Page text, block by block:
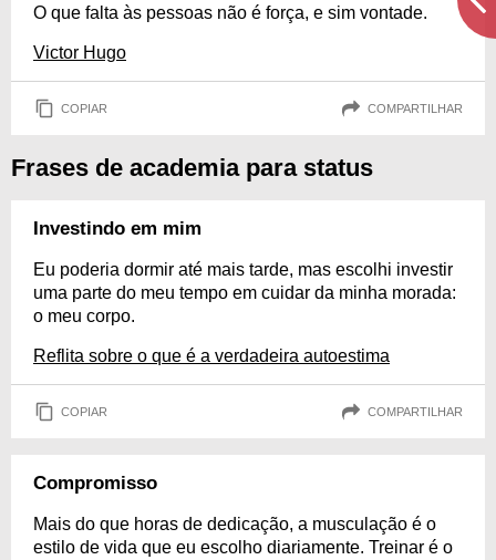
O que falta às pessoas não é força, e sim vontade.
Victor Hugo
COPIAR COMPARTILHAR
Frases de academia para status
Investindo em mim
Eu poderia dormir até mais tarde, mas escolhi investir
uma parte do meu tempo em cuidar da minha morada:
o meu corpo.
Reflita sobre o que é a verdadeira autoestima
COPIAR COMPARTILHAR
Compromisso
Mais do que horas de dedicação, a musculação é o
estilo de vida que eu escolho diariamente. Treinar é o